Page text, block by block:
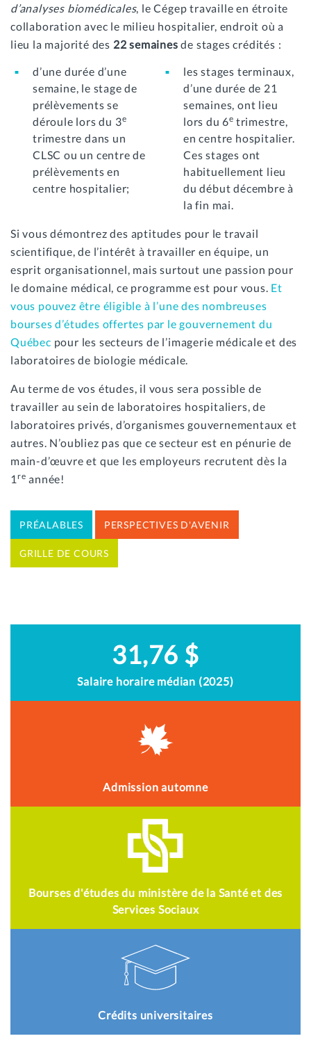
d’analyses biomédicales, le Cégep travaille en étroite
collaboration avec le milieu hospitalier, endroit où a
lieu la majorité des 22 semainesde stages crédités :
d’une durée d’une
semaine, le stage de
prélèvements se
déroule lors du 3e
trimestre dans un
CLSC ou un centre de
prélèvements en
centre hospitalier;
les stages terminaux,
d’une durée de 21
semaines, ont lieu
lors du 6e trimestre,
en centre hospitalier.
Ces stages ont
habituellement lieu
du début décembre à
la fin mai.
Si vous démontrez des aptitudes pour le travail
scientifique, de l’intérêt à travailler en équipe, un
esprit organisationnel, mais surtout une passion pour
le domaine médical, ce programme est pour vous. Et
vous pouvez être éligible à l’une des nombreuses
bourses d’études offertes par le gouvernement du
Québec pour les secteurs de l’imagerie médicale et des
laboratoires de biologie médicale.
Au terme de vos études, il vous sera possible de
travailler au sein de laboratoires hospitaliers, de
laboratoires privés, d’organismes gouvernementaux et
autres. N’oubliez pas que ce secteur est en pénurie de
main-d’œuvre et que les employeurs recrutent dès la
1 re année!
PRÉALABLES PERSPECTIVES D'AVENIR
GRILLE DE COURS
31,76 $
Salaire horaire médian (2025)
Admission automne
Bourses d'études du ministère de la Santé et des
Services Sociaux
Crédits universitaires